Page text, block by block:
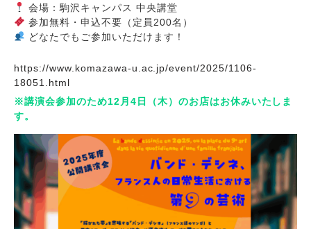
会場：駒沢キャンパス 中央講堂
参加無料・申込不要（定員200名）
どなたでもご参加いただけます！
https://www.komazawa-u.ac.jp/event/2025/1106-
18051.html
※講演会参加のため12月4日（木）のお店はお休みいたしま
す。